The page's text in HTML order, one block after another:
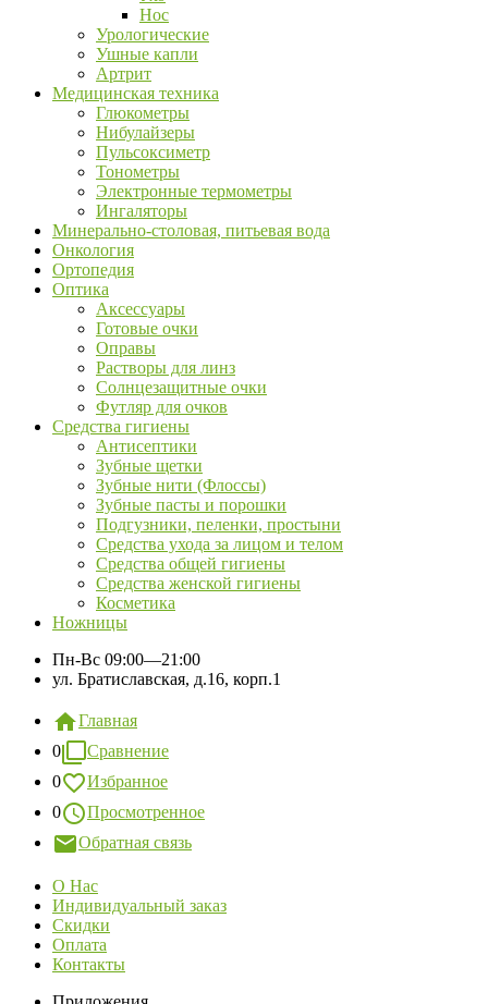
Нос
Урологические
Ушные капли
Артрит
Медицинская техника
Глюкометры
Нибулайзеры
Пульсоксиметр
Тонометры
Электронные термометры
Ингаляторы
Минерально-столовая, питьевая вода
Онкология
Ортопедия
Оптика
Аксессуары
Готовые очки
Оправы
Растворы для линз
Солнцезащитные очки
Футляр для очков
Средства гигиены
Антисептики
Зубные щетки
Зубные нити (Флоссы)
Зубные пасты и порошки
Подгузники, пеленки, простыни
Средства ухода за лицом и телом
Средства общей гигиены
Средства женской гигиены
Косметика
Ножницы
Пн-Вс 09:00—21:00
ул. Братиславская, д.16, корп.1
Главная
0
Сравнение
0
Избранное
0
Просмотренное
Обратная связь
О Нас
Индивидуальный заказ
Скидки
Оплата
Контакты